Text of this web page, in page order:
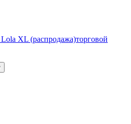
XL (распродажа)торговой